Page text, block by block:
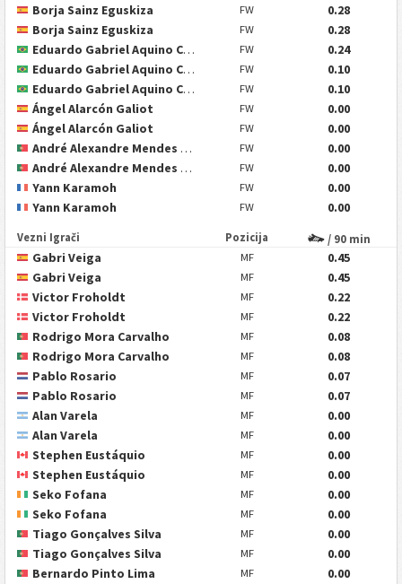
Borja Sainz Eguskiza
FW
0.28
Borja Sainz Eguskiza
FW
0.28
Eduardo Gabriel Aquino Cossa
FW
0.24
Eduardo Gabriel Aquino Cossa
FW
0.10
Eduardo Gabriel Aquino Cossa
FW
0.10
Ángel Alarcón Galiot
FW
0.00
Ángel Alarcón Galiot
FW
0.00
André Alexandre Mendes Miranda
FW
0.00
André Alexandre Mendes Miranda
FW
0.00
Yann Karamoh
FW
0.00
Yann Karamoh
FW 0.00
Vezni Igrači Pozicija / 90 min
Gabri Veiga MF
0.45
Gabri Veiga
MF
0.45
Victor Froholdt
MF
0.22
Victor Froholdt
MF
0.22
Rodrigo Mora Carvalho
MF
0.08
Rodrigo Mora Carvalho
MF
0.08
Pablo Rosario
MF
0.07
Pablo Rosario
MF
0.07
Alan Varela
MF
0.00
Alan Varela
MF
0.00
Stephen Eustáquio
MF
0.00
Stephen Eustáquio
MF
0.00
Seko Fofana
MF
0.00
Seko Fofana
MF
0.00
Tiago Gonçalves Silva
MF
0.00
Tiago Gonçalves Silva
MF
0.00
Bernardo Pinto Lima
MF 0.00